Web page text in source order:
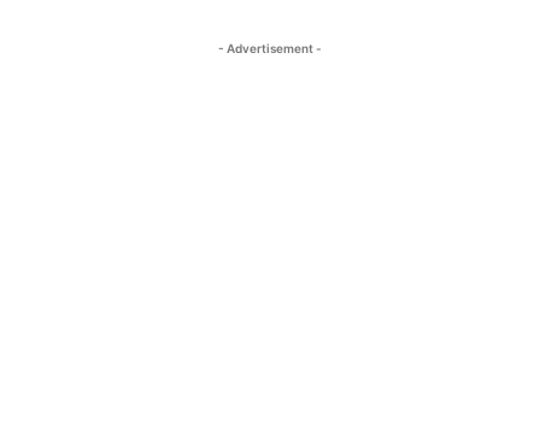
- Advertisement -